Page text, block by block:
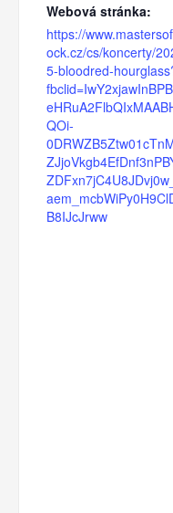
Webová stránka:
https://
ock.cz/cs/koncerty/
5-bloodred-
QOi-
ZDFxn7jC4U8JDvj0w_
B8IJcJrww